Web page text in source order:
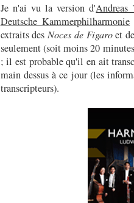
Je n'ai vu la version d'Andreas
Deutsche Kammerphilharmonie
extraits desNoces de Figaroet
seulement (soit moins 20
; il est probable qu'il en ait
main dessus à ce jour (les
transcripteurs).